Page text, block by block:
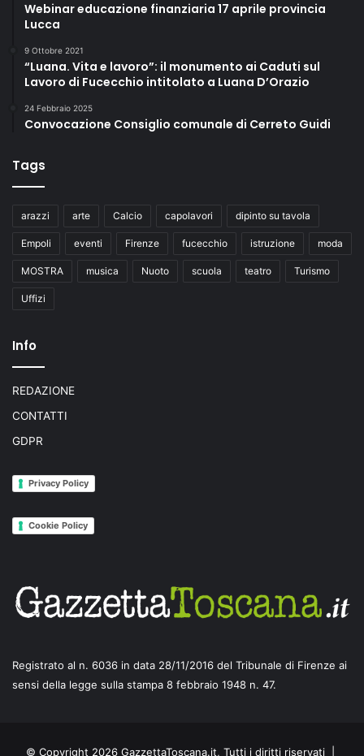
Webinar educazione finanziaria 17 aprile provincia
Lucca
9 Ottobre 2021
“Luana. Vita e lavoro”: il monumento ai Caduti sul
Lavoro di Fucecchio intitolato a Luana D’Orazio
24 Febbraio 2025
Convocazione Consiglio comunale di Cerreto Guidi
Tags
arazzi arte Calcio capolavori dipinto su tavola
Empoli eventi Firenze fucecchio istruzione moda
MOSTRA musica Nuoto scuola teatro Turismo
Uffizi
Info
REDAZIONE
CONTATTI
GDPR
Privacy Policy
Cookie Policy
Registrato al n. 6036 in data 28/11/2016 del Tribunale di Firenze ai
sensi della legge sulla stampa 8 febbraio 1948 n. 47.
© Copyright 2026 GazzettaToscana.it, Tutti i diritti riservati |